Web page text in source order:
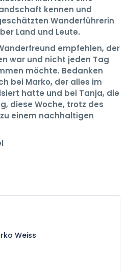
kennen und
Wanderführerin
Land und Leute.
empfehlen, der
war und nicht jeden Tag
möchte. Bedanken
bei Marko, der alles im
hatte und bei Tanja, die
diese Woche, trotz des
einem nachhaltigen
Weiss